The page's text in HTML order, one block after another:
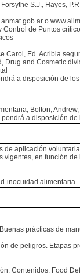
S.J., Hayes,
o
de Puntos
Carol, Ed. Acribia
Drug and Cosmetic
a disposición de
Bolton,
a disposición de
de aplicación
en función
inocuidad alimentaria.
prácticas de
de peligros. Etapas
Contenidos. Food